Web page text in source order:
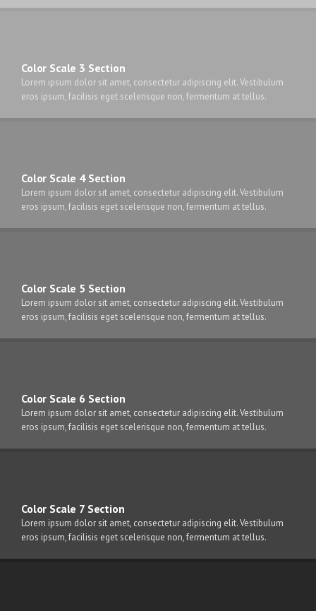
Color Scale 3 Section
Lorem ipsum dolor sit amet, consectetur adipiscing elit. Vestibulum
eros ipsum, facilisis eget scelerisque non, fermentum at tellus.
Color Scale 4 Section
Lorem ipsum dolor sit amet, consectetur adipiscing elit. Vestibulum
eros ipsum, facilisis eget scelerisque non, fermentum at tellus.
Color Scale 5 Section
Lorem ipsum dolor sit amet, consectetur adipiscing elit. Vestibulum
eros ipsum, facilisis eget scelerisque non, fermentum at tellus.
Color Scale 6 Section
Lorem ipsum dolor sit amet, consectetur adipiscing elit. Vestibulum
eros ipsum, facilisis eget scelerisque non, fermentum at tellus.
Color Scale 7 Section
Lorem ipsum dolor sit amet, consectetur adipiscing elit. Vestibulum
eros ipsum, facilisis eget scelerisque non, fermentum at tellus.